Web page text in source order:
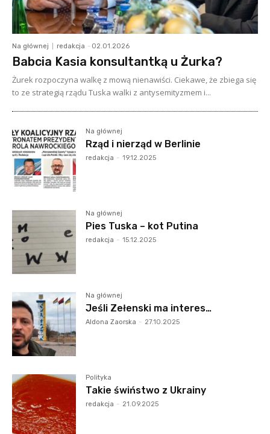
Na głównej redakcja - 02.01.2026
Babcia Kasia konsultantką u Żurka?
Żurek rozpoczyna walkę z mową nienawiści. Ciekawe, że zbiega się
to ze strategią rządu Tuska walki z antysemityzmem i...
Na głównej
Rząd i nierząd w Berlinie
redakcja - 19.12.2025
Na głównej
Pies Tuska – kot Putina
redakcja - 15.12.2025
Na głównej
Jeśli Zełenski ma interes…
Aldona Zaorska - 27.10.2025
Polityka
Takie świństwo z Ukrainy
redakcja - 21.09.2025